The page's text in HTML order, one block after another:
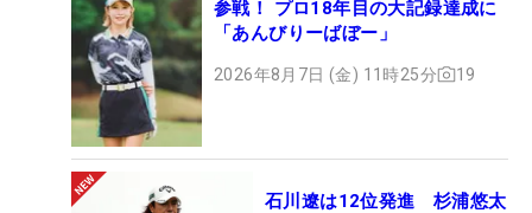
参戦！ プロ18年目の大記録達成に
「あんびりーばぼー」
2026年8月7日 (金) 11時25分 19
石川遼は12位発進 杉浦悠太